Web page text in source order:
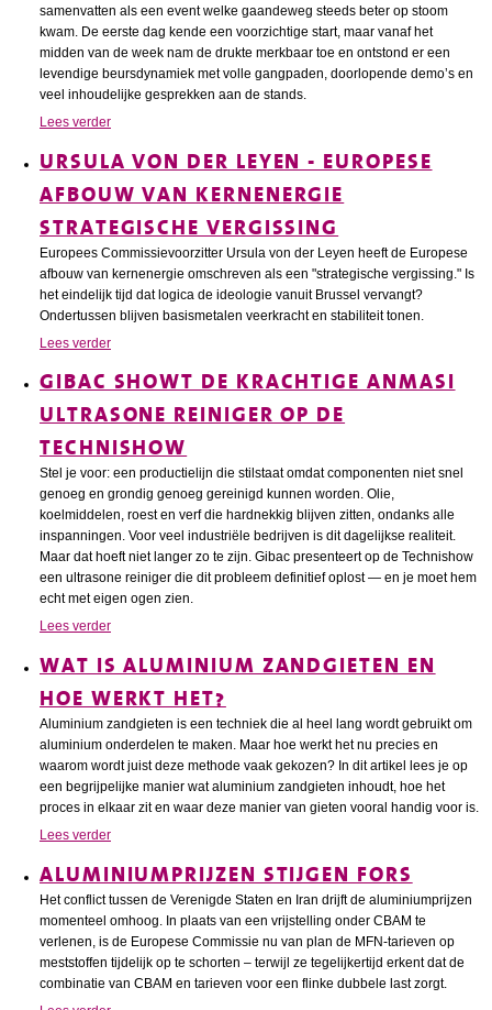
samenvatten als een event welke gaandeweg steeds beter op stoom
kwam. De eerste dag kende een voorzichtige start, maar vanaf het
midden van de week nam de drukte merkbaar toe en ontstond er een
levendige beursdynamiek met volle gangpaden, doorlopende demo’s en
veel inhoudelijke gesprekken aan de stands.
Lees verder
URSULA VON DER LEYEN - EUROPESE
AFBOUW VAN KERNENERGIE
STRATEGISCHE VERGISSING
Europees Commissievoorzitter Ursula von der Leyen heeft de Europese
afbouw van kernenergie omschreven als een "strategische vergissing." Is
het eindelijk tijd dat logica de ideologie vanuit Brussel vervangt?
Ondertussen blijven basismetalen veerkracht en stabiliteit tonen.
Lees verder
GIBAC SHOWT DE KRACHTIGE ANMASI
ULTRASONE REINIGER OP DE
TECHNISHOW
Stel je voor: een productielijn die stilstaat omdat componenten niet snel
genoeg en grondig genoeg gereinigd kunnen worden. Olie,
koelmiddelen, roest en verf die hardnekkig blijven zitten, ondanks alle
inspanningen. Voor veel industriële bedrijven is dit dagelijkse realiteit.
Maar dat hoeft niet langer zo te zijn. Gibac presenteert op de Technishow
een ultrasone reiniger die dit probleem definitief oplost — en je moet hem
echt met eigen ogen zien.
Lees verder
WAT IS ALUMINIUM ZANDGIETEN EN
HOE WERKT HET?
Aluminium zandgieten is een techniek die al heel lang wordt gebruikt om
aluminium onderdelen te maken. Maar hoe werkt het nu precies en
waarom wordt juist deze methode vaak gekozen? In dit artikel lees je op
een begrijpelijke manier wat aluminium zandgieten inhoudt, hoe het
proces in elkaar zit en waar deze manier van gieten vooral handig voor is.
Lees verder
ALUMINIUMPRIJZEN STIJGEN FORS
Het conflict tussen de Verenigde Staten en Iran drijft de aluminiumprijzen
momenteel omhoog. In plaats van een vrijstelling onder CBAM te
verlenen, is de Europese Commissie nu van plan de MFN-tarieven op
meststoffen tijdelijk op te schorten – terwijl ze tegelijkertijd erkent dat de
combinatie van CBAM en tarieven voor een flinke dubbele last zorgt.